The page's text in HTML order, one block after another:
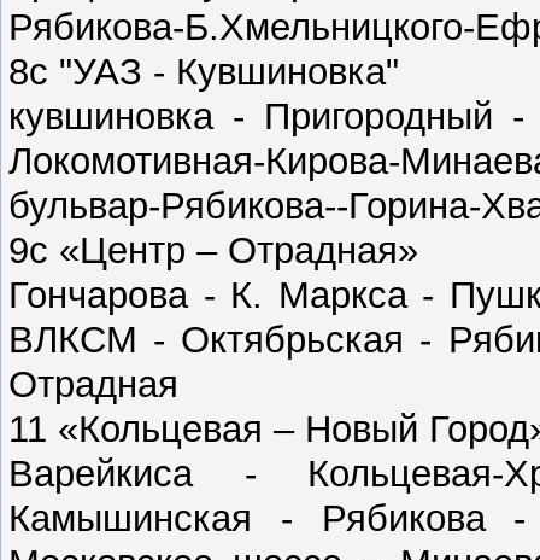
Рябикова-Б.Хмельницкого-
8с "УАЗ - Кувшиновка"
кувшиновка - Пригородный -
Локомотивная-Кирова-
бульвар-Рябикова--Горина-
9с «Центр – Отрадная»
Гончарова - К. Маркса -
ВЛКСМ - Октябрьская -
Отрадная
11 «Кольцевая – Новый
Варейкиса - Кольцевая-
Камышинская -